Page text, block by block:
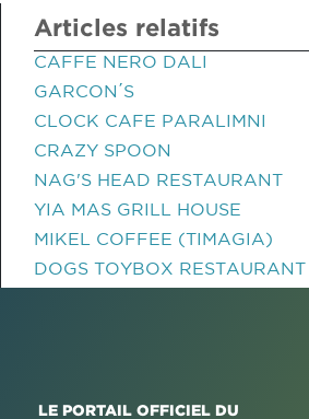
Articles relatifs
CAFFE NERO DALI
GARCON΄S
CLOCK CAFE PARALIMNI
CRAZY SPOON
NAG'S HEAD RESTAURANT
YIA MAS GRILL HOUSE
MIKEL COFFEE (TIMAGIA)
DOGS TOYBOX RESTAURANT
LE PORTAIL OFFICIEL DU